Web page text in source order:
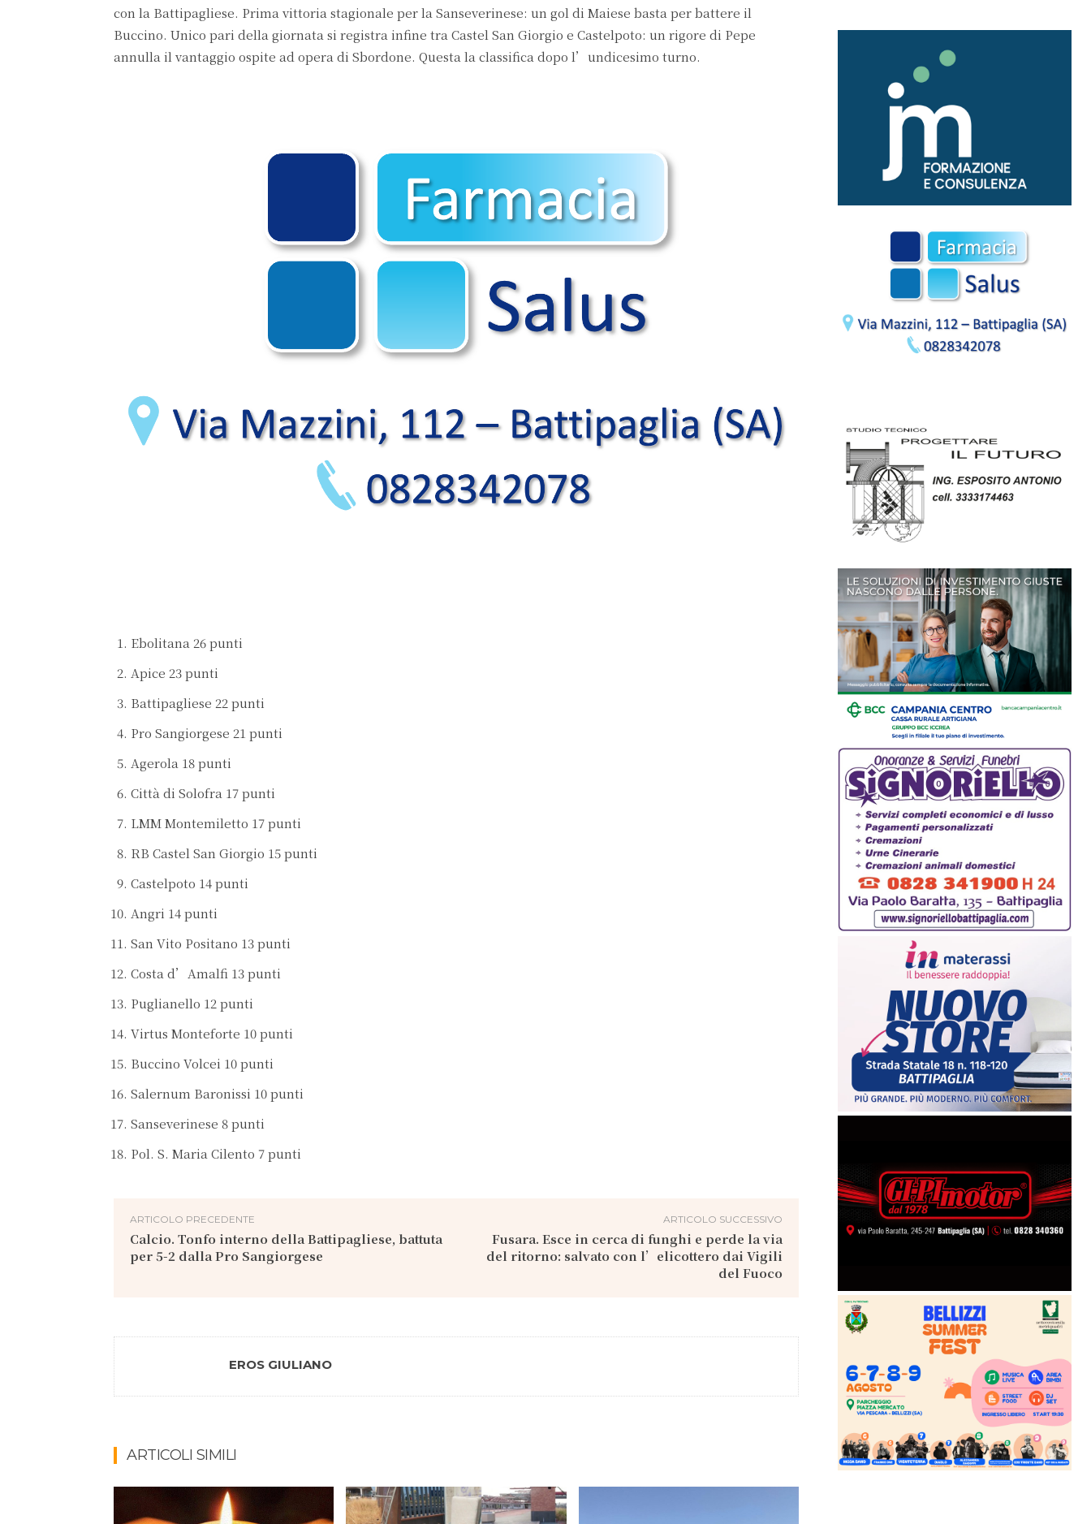
con la Battipagliese. Prima vittoria stagionale per la Sanseverinese: un gol di Maiese basta per battere il
Buccino. Unico pari della giornata si registra infine tra Castel San Giorgio e Castelpoto: un rigore di Pepe
annulla il vantaggio ospite ad opera di Sbordone. Questa la classifica dopo l’undicesimo turno.
Ebolitana 26 punti
Apice 23 punti
Battipagliese 22 punti
Pro Sangiorgese 21 punti
Agerola 18 punti
Città di Solofra 17 punti
LMM Montemiletto 17 punti
RB Castel San Giorgio 15 punti
Castelpoto 14 punti
Angri 14 punti
San Vito Positano 13 punti
Costa d’Amalfi 13 punti
Puglianello 12 punti
Virtus Monteforte 10 punti
Buccino Volcei 10 punti
Salernum Baronissi 10 punti
Sanseverinese 8 punti
Pol. S. Maria Cilento 7 punti
ARTICOLO PRECEDENTE
Calcio. Tonfo interno della Battipagliese, battuta
per 5-2 dalla Pro Sangiorgese
ARTICOLO SUCCESSIVO
Fusara. Esce in cerca di funghi e perde la via
del ritorno: salvato con l’elicottero dai Vigili
del Fuoco
EROS GIULIANO
ARTICOLI SIMILI